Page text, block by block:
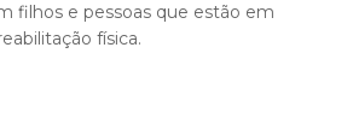
filhos e pessoas que estão em
física.